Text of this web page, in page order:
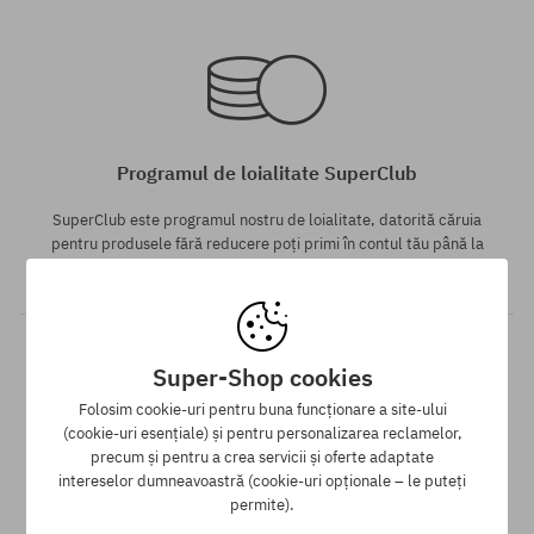
S; M; L
Mărimi existente:
M; L; XL
Mărimi existente:
M; L; XL
Programul de loialitate SuperClub
SuperClub este programul nostru de loialitate, datorită căruia
pentru produsele fără reducere poți primi în contul tău până la
Livrare gratuită de la 313 RON
Super-Shop cookies
Folosim cookie-uri pentru buna funcționare a site-ului
(cookie-uri esențiale) și pentru personalizarea reclamelor,
precum și pentru a crea servicii și oferte adaptate
intereselor dumneavoastră (cookie-uri opționale – le puteți
permite).